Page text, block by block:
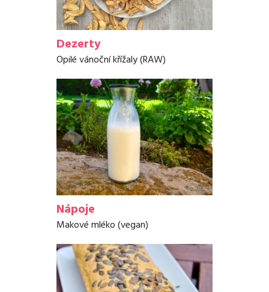
Dezerty
Opilé vánoční křížaly (RAW)
Nápoje
Makové mléko (vegan)